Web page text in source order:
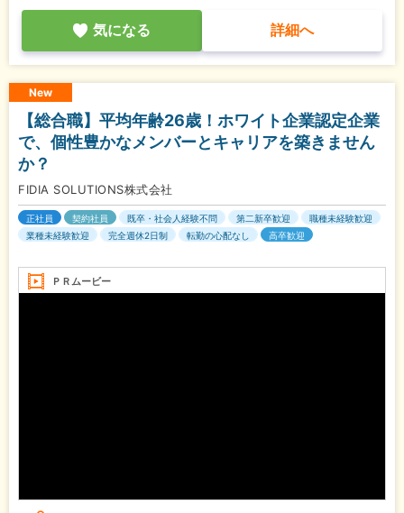
気になる 詳細へ
New
【総合職】平均年齢26歳！ホワイト企業認定企業
で、個性豊かなメンバーとキャリアを築きません
か？
FIDIA SOLUTIONS株式会社
正社員 契約社員 既卒・社会人経験不問 第二新卒歓迎
職種未経験歓迎
業種未経験歓迎
完全週休2日制 転勤の心配なし 高卒歓迎
ＰＲムービー